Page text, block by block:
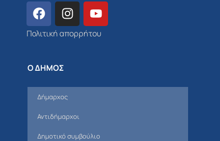
Πολιτική απορρήτου
Ο ΔΗΜΟΣ
Δήμαρχος
Αντιδήμαρχοι
Δημοτικό συμβούλιο